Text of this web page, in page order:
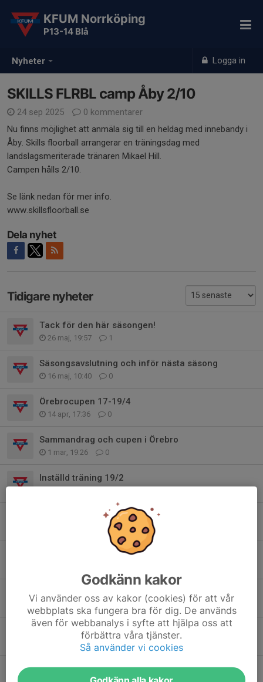
Nyheter Logga in
KFUM Norrköping
P13-14 Blå
SKILLS FLRBL camp Åby 2/10
24 sep 2025
0 kommentarer
Nu finns möjlighet att anmäla sig till en heldag med innebandy i
Åby. Skills floorball arrangerar en träningsdag med
landslagsmeriterade tränaren Mikael Hill.
Campen hålls 2/10.
Se länk nedan för mer info.
www.skillsfloorball.se
Dela nyhet
Tidigare nyheter
Tack för den här säsongen!
26 maj, 19:57 1
Säsongsavslutning och inför nästa säsong
16 maj, 10:40 0
Örebrocupen 17-19/4
14 apr, 17:36 0
Sammandrag och cupen i Örebro
1 mar, 19:26 0
Inställd träning 19/2
Träningar under sportlovsveckan
0
15 dec 2025 0
Kommande matcher i december och januari
16 nov 2025
Sammandrag 11/10
Godkänn kakor
Vi använder oss av kakor (cookies) för att vår
webbplats ska fungera bra för dig. De används
även för webbanalys i syfte att hjälpa oss att
förbättra våra tjänster.
Så använder vi cookies